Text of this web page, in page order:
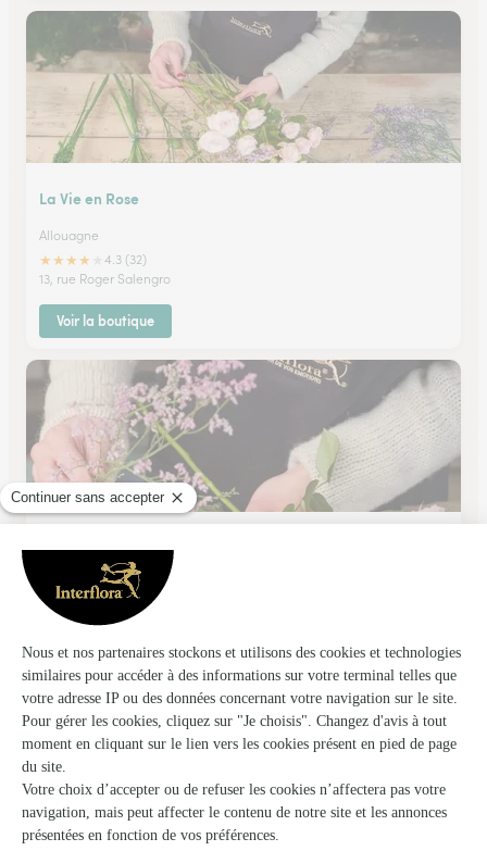
La Vie en Rose
Allouagne
★★★★
4.3 (32)
13, rue Roger Salengro
Voir la boutique
Sesame
Aire Sur la Lys
★★
4.8 (120)
10 rue de saint Omer
Voir la boutique